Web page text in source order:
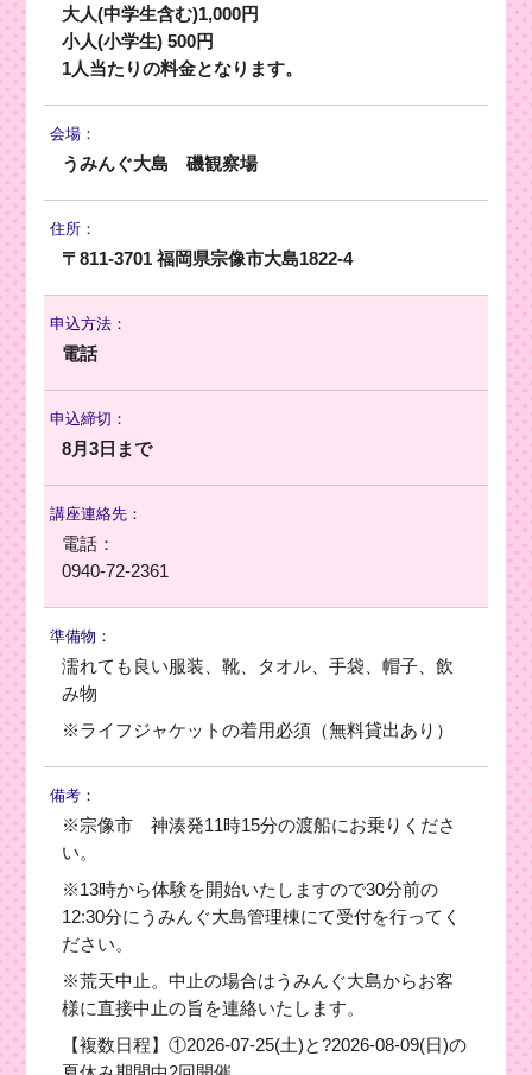
大人(中学生含む)1,000円
小人(小学生) 500円
1人当たりの料金となります。
会場：
うみんぐ大島 磯観察場
住所：
〒811-3701 福岡県宗像市大島1822-4
申込方法：
電話
申込締切：
8月3日まで
講座連絡先：
電話：
0940-72-2361
準備物：
濡れても良い服装、靴、タオル、手袋、帽子、飲
み物
※ライフジャケットの着用必須（無料貸出あり）
備考：
※宗像市 神湊発11時15分の渡船にお乗りくださ
い。
※13時から体験を開始いたしますので30分前の
12:30分にうみんぐ大島管理棟にて受付を行ってく
ださい。
※荒天中止。中止の場合はうみんぐ大島からお客
様に直接中止の旨を連絡いたします。
【複数日程】①2026-07-25(土)と?2026-08-09(日)の